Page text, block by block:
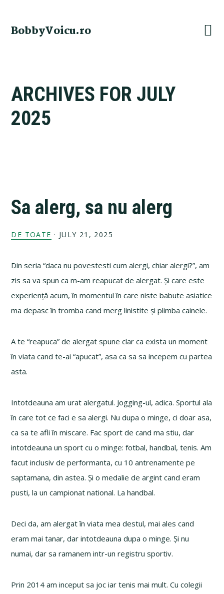
primary
main
primary
footer
BobbyVoicu.ro
ARCHIVES FOR JULY
2025
Sa alerg, sa nu alerg
DE TOATE · JULY 21, 2025
Din seria “daca nu povestesti cum alergi, chiar alergi?”, am
zis sa va spun ca m-am reapucat de alergat. Și care este
experiență acum, în momentul în care niste babute asiatice
ma depasc în tromba cand merg linistite și plimba cainele.
A te “reapuca” de alergat spune clar ca exista un moment
în viata cand te-ai “apucat”, asa ca sa sa incepem cu partea
asta.
Intotdeauna am urat alergatul. Jogging-ul, adica. Sportul ala
în care tot ce faci e sa alergi. Nu dupa o minge, ci doar asa,
ca sa te afli în miscare. Fac sport de cand ma stiu, dar
intotdeauna un sport cu o minge: fotbal, handbal, tenis. Am
facut inclusiv de performanta, cu 10 antrenamente pe
saptamana, din astea. Și o medalie de argint cand eram
pusti, la un campionat national. La handbal.
Deci da, am alergat în viata mea destul, mai ales cand
eram mai tanar, dar intotdeauna dupa o minge. Și nu
numai, dar sa ramanem intr-un registru sportiv.
Prin 2014 am inceput sa joc iar tenis mai mult. Cu colegii